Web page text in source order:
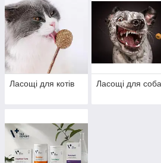
Ласощі для котів Ласощі для